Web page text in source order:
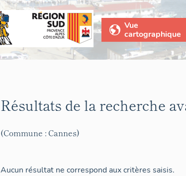
Vue
cartographique
Résultats de la recherche
(Commune : Cannes)
Aucun résultat ne correspond aux critères saisis.